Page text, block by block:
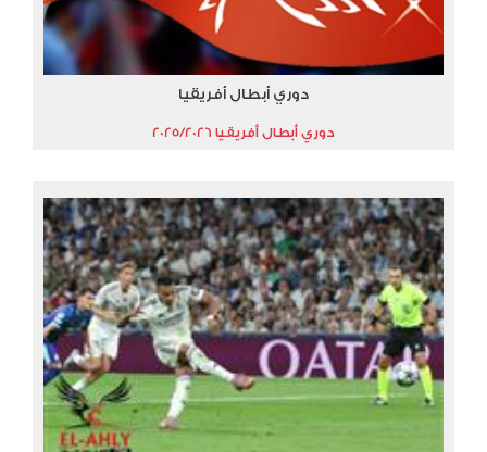
دوري أبطال أفريقيا
دوري أبطال أفريقيا 2025/2026